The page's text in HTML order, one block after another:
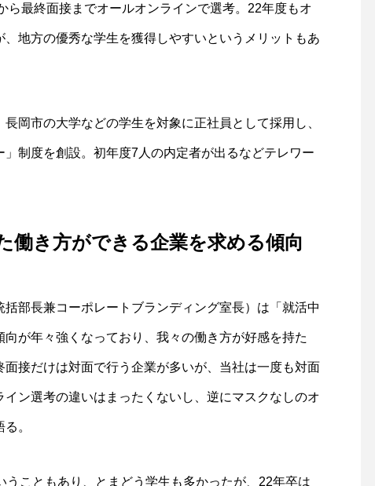
ら最終面接までオールオンラインで選考。22年度もオ
地方の優秀な学生を獲得しやすいというメリットもあ
岡市の大学などの学生を対象に正社員として採用し、
制度を創設。初年度7人の内定者が出るなどテレワー
働き方ができる企業を求める傾向
部長兼コーポレートブランディング室長）は「就活中
が年々強くなっており、我々の働き方が好感を持た
接だけは対面で行う企業が多いが、当社は一度も対面
ン選考の違いはまったくないし、逆にマスクなしのオ
。
こともあり、とまどう学生も多かったが、22年卒は